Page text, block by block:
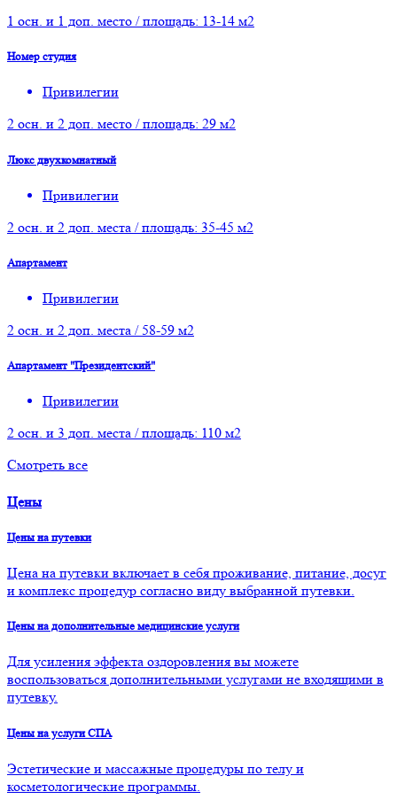
1 осн. и 1 доп. место / площадь: 13-14 м2
Номер студия
Привилегии
2 осн. и 2 доп. место / площадь: 29 м2
Люкс двухкомнатный
Привилегии
2 осн. и 2 доп. места / площадь: 35-45 м2
Апартамент
Привилегии
2 осн. и 2 доп. места / 58-59 м2
Апартамент "Президентский"
Привилегии
2 осн. и 3 доп. места / площадь: 110 м2
Смотреть все
Цены
Цены на путевки
Цена на путевки включает в себя проживание, питание, досуг
и комплекс процедур согласно виду выбранной путевки.
Цены на дополнительные медицинские услуги
Для усиления эффекта оздоровления вы можете
воспользоваться дополнительными услугами не входящими в
путевку.
Цены на услуги СПА
Эстетические и массажные процедуры по телу и
косметологические программы.